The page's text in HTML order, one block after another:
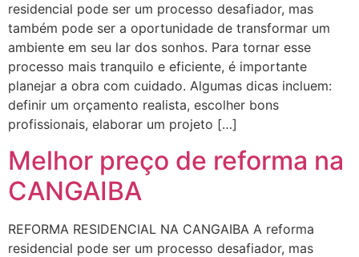
residencial pode ser um processo desafiador, mas
também pode ser a oportunidade de transformar um
ambiente em seu lar dos sonhos. Para tornar esse
processo mais tranquilo e eficiente, é importante
planejar a obra com cuidado. Algumas dicas incluem:
definir um orçamento realista, escolher bons
profissionais, elaborar um projeto […]
Melhor preço de reforma na
CANGAIBA
REFORMA RESIDENCIAL NA CANGAIBA A reforma
residencial pode ser um processo desafiador, mas